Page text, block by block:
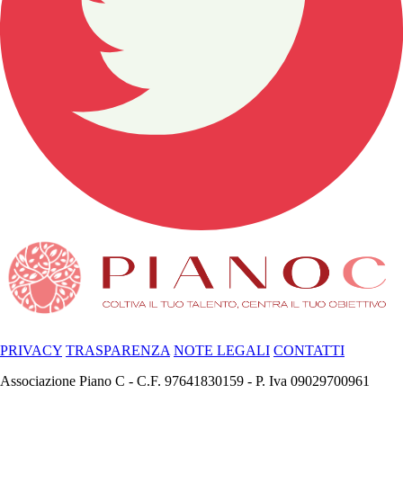
PRIVACY TRASPARENZA NOTE LEGALI CONTATTI
Associazione Piano C - C.F. 97641830159 - P. Iva 09029700961